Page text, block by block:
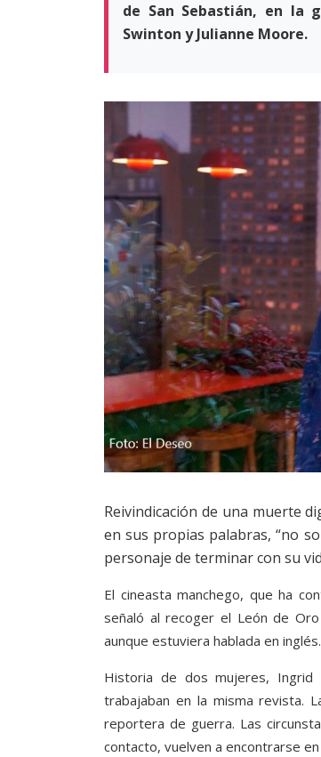
de San Sebastián, en la
Swinton y Julianne Moore.
Reivindicación de una muerte
en sus propias palabras, “no
personaje de terminar con su
El cineasta manchego, que ha
señaló al recoger el León de
aunque estuviera hablada en inglés.
Historia de dos mujeres, Ingrid
trabajaban en la misma revista.
reportera de guerra. Las
contacto, vuelven a encontrarse